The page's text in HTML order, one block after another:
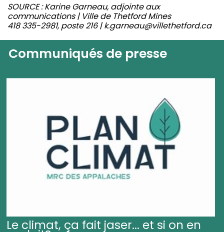
SOURCE : Karine Garneau, adjointe aux
communications | Ville de Thetford Mines
418 335-2981, poste 216 | k.garneau@villethetford.ca
Communiqués de presse
Le climat, ça fait jaser... et si on en